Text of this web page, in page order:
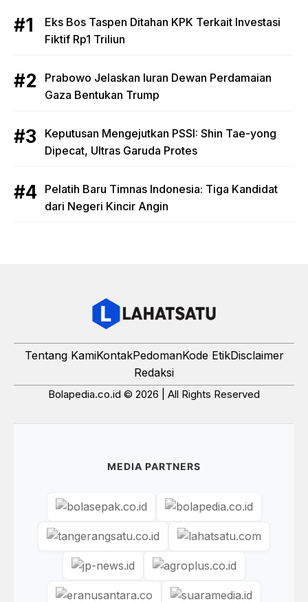
Eks Bos Taspen Ditahan KPK Terkait Investasi
Fiktif Rp1 Triliun
Prabowo Jelaskan Iuran Dewan Perdamaian
Gaza Bentukan Trump
Keputusan Mengejutkan PSSI: Shin Tae-yong
Dipecat, Ultras Garuda Protes
Pelatih Baru Timnas Indonesia: Tiga Kandidat
dari Negeri Kincir Angin
Tentang KamiKontakPedomanKode EtikDisclaimer
Redaksi
Bolapedia.co.id © 2026 | All Rights Reserved
MEDIA PARTNERS